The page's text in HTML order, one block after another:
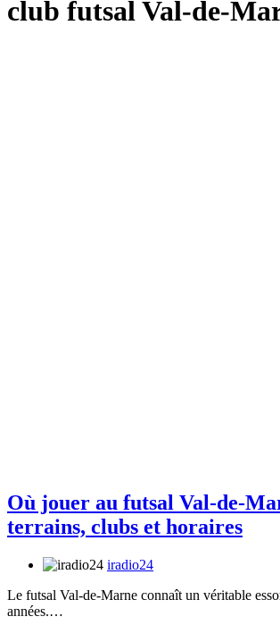
club futsal Val-de-
Où jouer au futsal Val-de-
terrains, clubs et horaires
iradio24
Le futsal Val-de-Marne connaît un véritable
années.…